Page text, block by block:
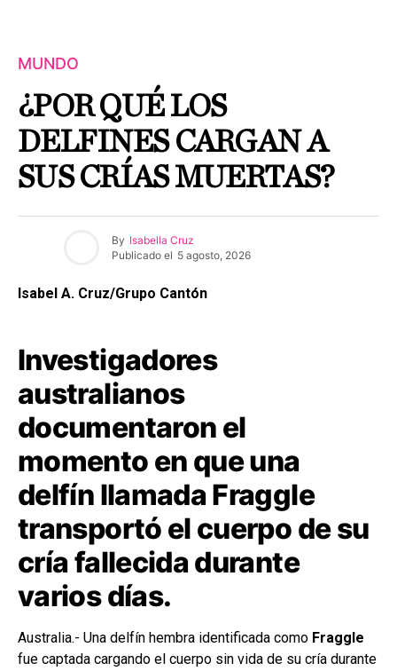
MUNDO
¿POR QUÉ LOS
DELFINES CARGAN A
SUS CRÍAS MUERTAS?
By Isabella Cruz
Publicado el 5 agosto, 2026
Isabel A. Cruz/Grupo Cantón
Investigadores
australianos
documentaron el
momento en que una
delfín llamada Fraggle
transportó el cuerpo de su
cría fallecida durante
varios días.
Australia.- Una delfín hembra identificada como Fraggle
fue captada cargando el cuerpo sin vida de su cría durante